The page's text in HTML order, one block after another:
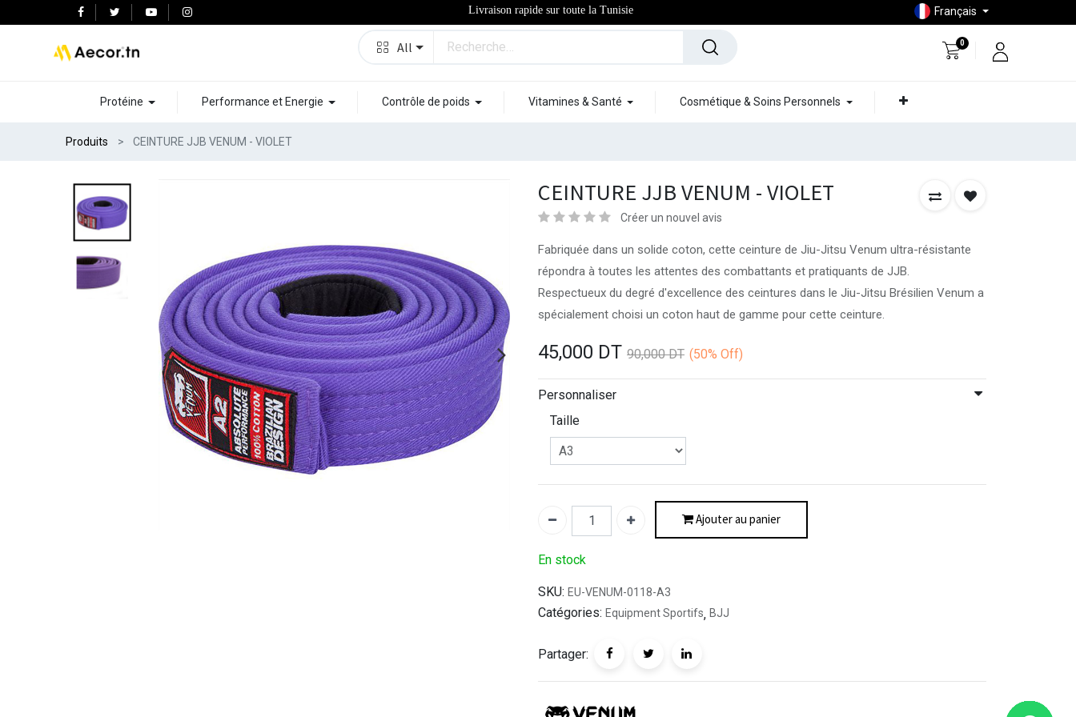
Livraison rapide sur toute la Tunisie Français
All 0
Protéine Performance et Energie Contrôle de poids Vitamines & Santé Cosmétique & Soins Personnels
Produits CEINTURE JJB VENUM - VIOLET
CEINTURE JJB VENUM - VIOLET
Créer un nouvel avis
Fabriquée dans un solide coton, cette ceinture de Jiu-Jitsu Venum ultra-résistante
répondra à toutes les attentes des combattants et pratiquants de JJB.
Respectueux du degré d'excellence des ceintures dans le Jiu-Jitsu Brésilien Venum a
spécialement choisi un coton haut de gamme pour cette ceinture.
45,000 DT 90,000DT (50% Off)
Personnaliser
Taille
Ajouter au panier
En stock
SKU: EU-VENUM-0118-A3
Catégories: Equipment Sportifs, BJJ
Partager: